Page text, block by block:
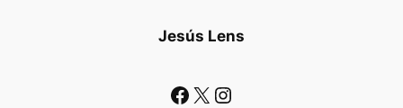
Jesús Lens
Facebook X Instagram